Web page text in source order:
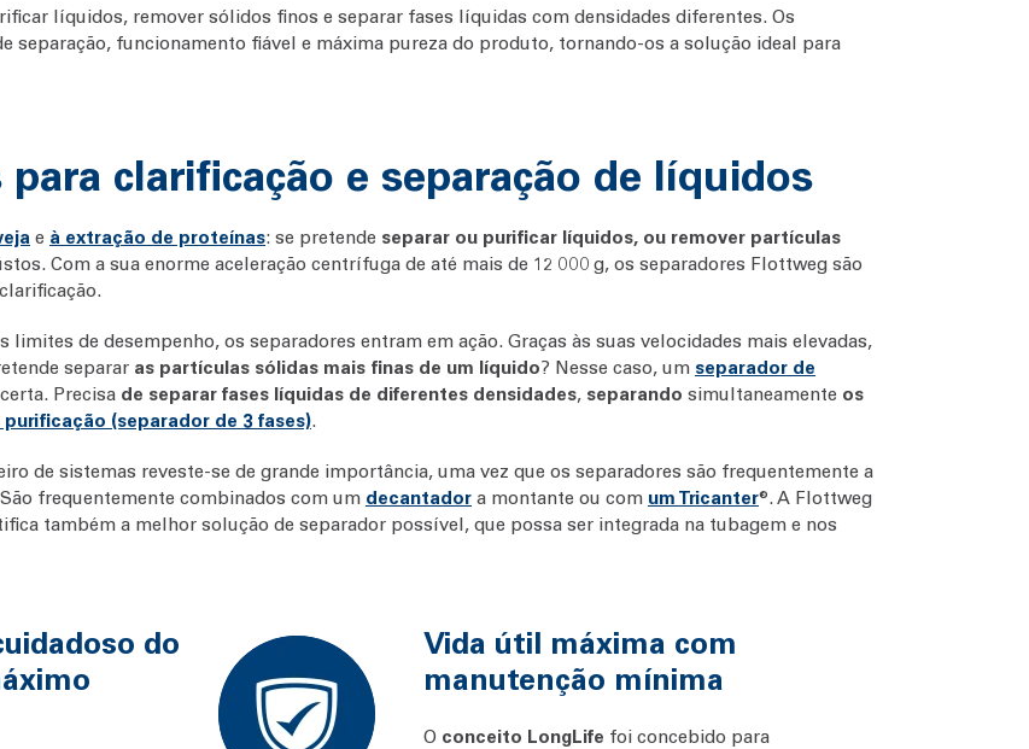
líquidos, remover sólidos finos e separar fases líquidas com densidades diferentes. Os
separação, funcionamento fiável e máxima pureza do produto, tornando-os a solução ideal para
clarificação e separação de líquidos
e à extração de proteínas: se pretende separar ou purificar líquidos, ou remover partículas
Com a sua enorme aceleração centrífuga de até mais de 12 000 g, os separadores Flottweg são
de desempenho, os separadores entram em ação. Graças às suas velocidades mais elevadas,
separar as partículas sólidas mais finas de um líquido? Nesse caso, um separador de
Precisa de separar fases líquidas de diferentes densidades, separando simultaneamente os
(separador de 3 fases).
de sistemas reveste-se de grande importância, uma vez que os separadores são frequentemente a
frequentemente combinados com um decantador a montante ou com um Tricanter®. A Flottweg
também a melhor solução de separador possível, que possa ser integrada na tubagem e nos
do
Vida útil máxima com
manutenção mínima
O conceito LongLife foi concebido para